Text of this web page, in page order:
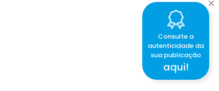
Consulte a
autenticidade da
sua publicação
aqui!